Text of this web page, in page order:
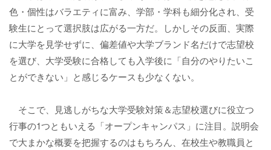
色・個性はバラエティに富み、学部・学科も細分化され、受
験生にとって選択肢は広がる一方だ。しかしその反面、実際
に大学を見学せずに、偏差値や大学ブランド名だけで志望校
を選び、大学受験に合格しても入学後に「自分のやりたいこ
とができない」と感じるケースも少なくない。
そこで、見逃しがちな大学受験対策＆志望校選びに役立つ
行事の1つともいえる「オープンキャンパス」に注目。説明会
で大まかな概要を把握するのはもちろん、在校生や教職員と